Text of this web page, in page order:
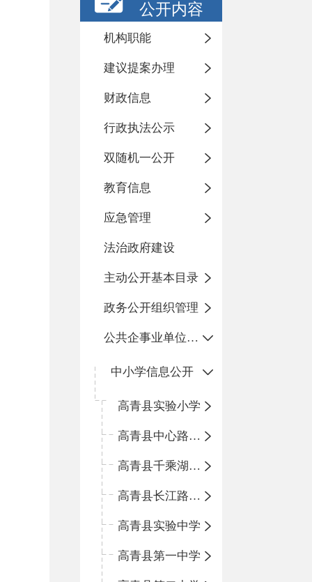
公开内容
机构职能
建议提案办理
财政信息
行政执法公示
双随机一公开
教育信息
应急管理
法治政府建设
主动公开基本目录
政务公开组织管理
公共企事业单位信息公开
中小学信息公开
高青县实验小学
高青县中心路小学
高青县千乘湖小学
高青县长江路小学
高青县实验中学
高青县第一中学